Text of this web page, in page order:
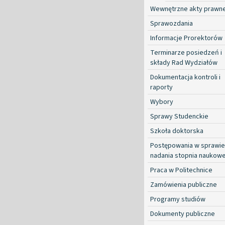
Wewnętrzne akty
Sprawozdania
Informacje Prorektorów
Terminarze posiedzeń i
składy Rad Wydziałów
Dokumentacja kontroli i
raporty
Wybory
Sprawy Studenckie
Szkoła doktorska
Postępowania w sprawie
nadania stopnia
Praca w Politechnice
Zamówienia publiczne
Programy studiów
Dokumenty publiczne